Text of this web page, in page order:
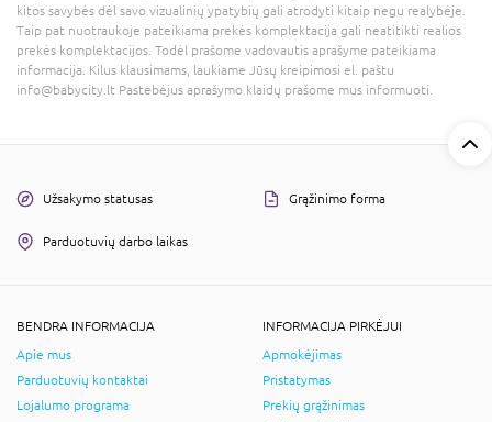
kitos savybės dėl savo vizualinių ypatybių gali atrodyti kitaip negu realybėje.
Taip pat nuotraukoje pateikiama prekės komplektacija gali neatitikti realios
prekės komplektacijos. Todėl prašome vadovautis aprašyme pateikiama
informacija. Kilus klausimams, laukiame Jūsų kreipimosi el. paštu
info@babycity.lt Pastebėjus aprašymo klaidų prašome mus informuoti.
Užsakymo statusas Grąžinimo forma
Parduotuvių darbo laikas
BENDRA INFORMACIJA
Apie mus
Parduotuvių kontaktai
Lojalumo programa
INFORMACIJA PIRKĖJUI
Apmokėjimas
Pristatymas
Prekių grąžinimas